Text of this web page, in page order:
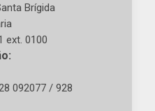
Brígida
ext. 0100
092077 / 928